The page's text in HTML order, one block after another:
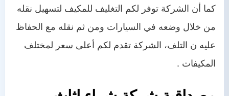
كما أن الشركة توفر لكم التغليف للمكيف لتسهيل نقله
من خلال وضعه في السيارات ومن ثم نقله مع الحفاظ
عليه ن التلف، الشركة تقدم لكم أعلى سعر لمختلف
المكيفات .